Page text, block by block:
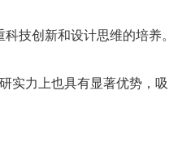
技创新和设计思维的培养。
实力上也具有显著优势，吸